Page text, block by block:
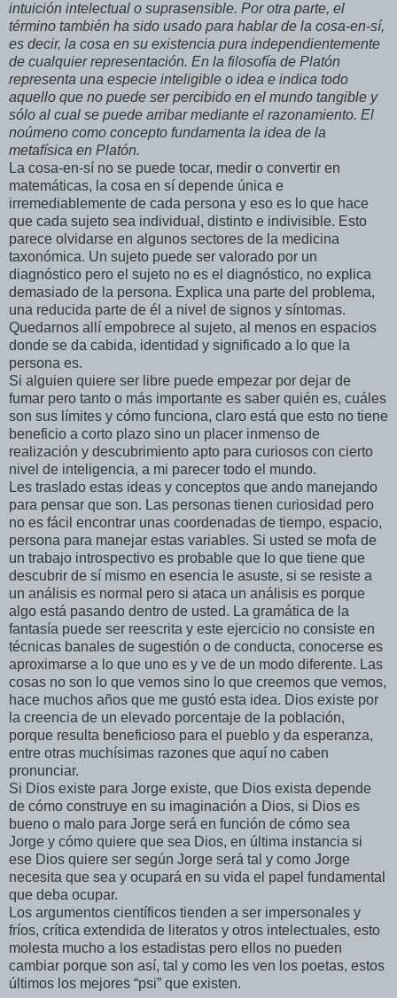
intuición intelectual o suprasensible. Por otra parte, el
término también ha sido usado para hablar de la cosa-en-sí,
es decir, la cosa en su existencia pura independientemente
de cualquier representación. En la filosofía de Platón
representa una especie inteligible o idea e indica todo
aquello que no puede ser percibido en el mundo tangible y
sólo al cual se puede arribar mediante el razonamiento. El
noúmeno como concepto fundamenta la idea de la
metafísica en Platón.
La cosa-en-sí no se puede tocar, medir o convertir en
matemáticas, la cosa en sí depende única e
irremediablemente de cada persona y eso es lo que hace
que cada sujeto sea individual, distinto e indivisible. Esto
parece olvidarse en algunos sectores de la medicina
taxonómica. Un sujeto puede ser valorado por un
diagnóstico pero el sujeto no es el diagnóstico, no explica
demasiado de la persona. Explica una parte del problema,
una reducida parte de él a nivel de signos y síntomas.
Quedarnos allí empobrece al sujeto, al menos en espacios
donde se da cabida, identidad y significado a lo que la
persona es.
Si alguien quiere ser libre puede empezar por dejar de
fumar pero tanto o más importante es saber quién es, cuáles
son sus límites y cómo funciona, claro está que esto no tiene
beneficio a corto plazo sino un placer inmenso de
realización y descubrimiento apto para curiosos con cierto
nivel de inteligencia, a mi parecer todo el mundo.
Les traslado estas ideas y conceptos que ando manejando
para pensar que son. Las personas tienen curiosidad pero
no es fácil encontrar unas coordenadas de tiempo, espacio,
persona para manejar estas variables. Si usted se mofa de
un trabajo introspectivo es probable que lo que tiene que
descubrir de sí mismo en esencia le asuste, si se resiste a
un análisis es normal pero si ataca un análisis es porque
algo está pasando dentro de usted. La gramática de la
fantasía puede ser reescrita y este ejercicio no consiste en
técnicas banales de sugestión o de conducta, conocerse es
aproximarse a lo que uno es y ve de un modo diferente. Las
cosas no son lo que vemos sino lo que creemos que vemos,
hace muchos años que me gustó esta idea. Dios existe por
la creencia de un elevado porcentaje de la población,
porque resulta beneficioso para el pueblo y da esperanza,
entre otras muchísimas razones que aquí no caben
pronunciar.
Si Dios existe para Jorge existe, que Dios exista depende
de cómo construye en su imaginación a Dios, si Dios es
bueno o malo para Jorge será en función de cómo sea
Jorge y cómo quiere que sea Dios, en última instancia si
ese Dios quiere ser según Jorge será tal y como Jorge
necesita que sea y ocupará en su vida el papel fundamental
que deba ocupar.
Los argumentos científicos tienden a ser impersonales y
fríos, crítica extendida de literatos y otros intelectuales, esto
molesta mucho a los estadistas pero ellos no pueden
cambiar porque son así, tal y como les ven los poetas, estos
últimos los mejores “psi” que existen.